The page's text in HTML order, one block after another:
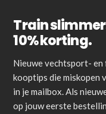
Train
10% korting.
Nieuwe vechtsport-
kooptips die miskopen
in je mailbox. Als
op jouw eerste